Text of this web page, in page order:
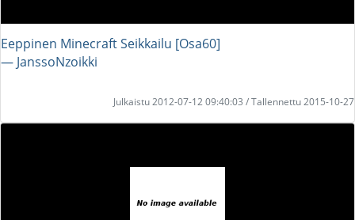
Eeppinen Minecraft Seikkailu [Osa60]
― JanssoNzoikki
Julkaistu 2012-07-12 09:40:03 / Tallennettu 2015-10-27